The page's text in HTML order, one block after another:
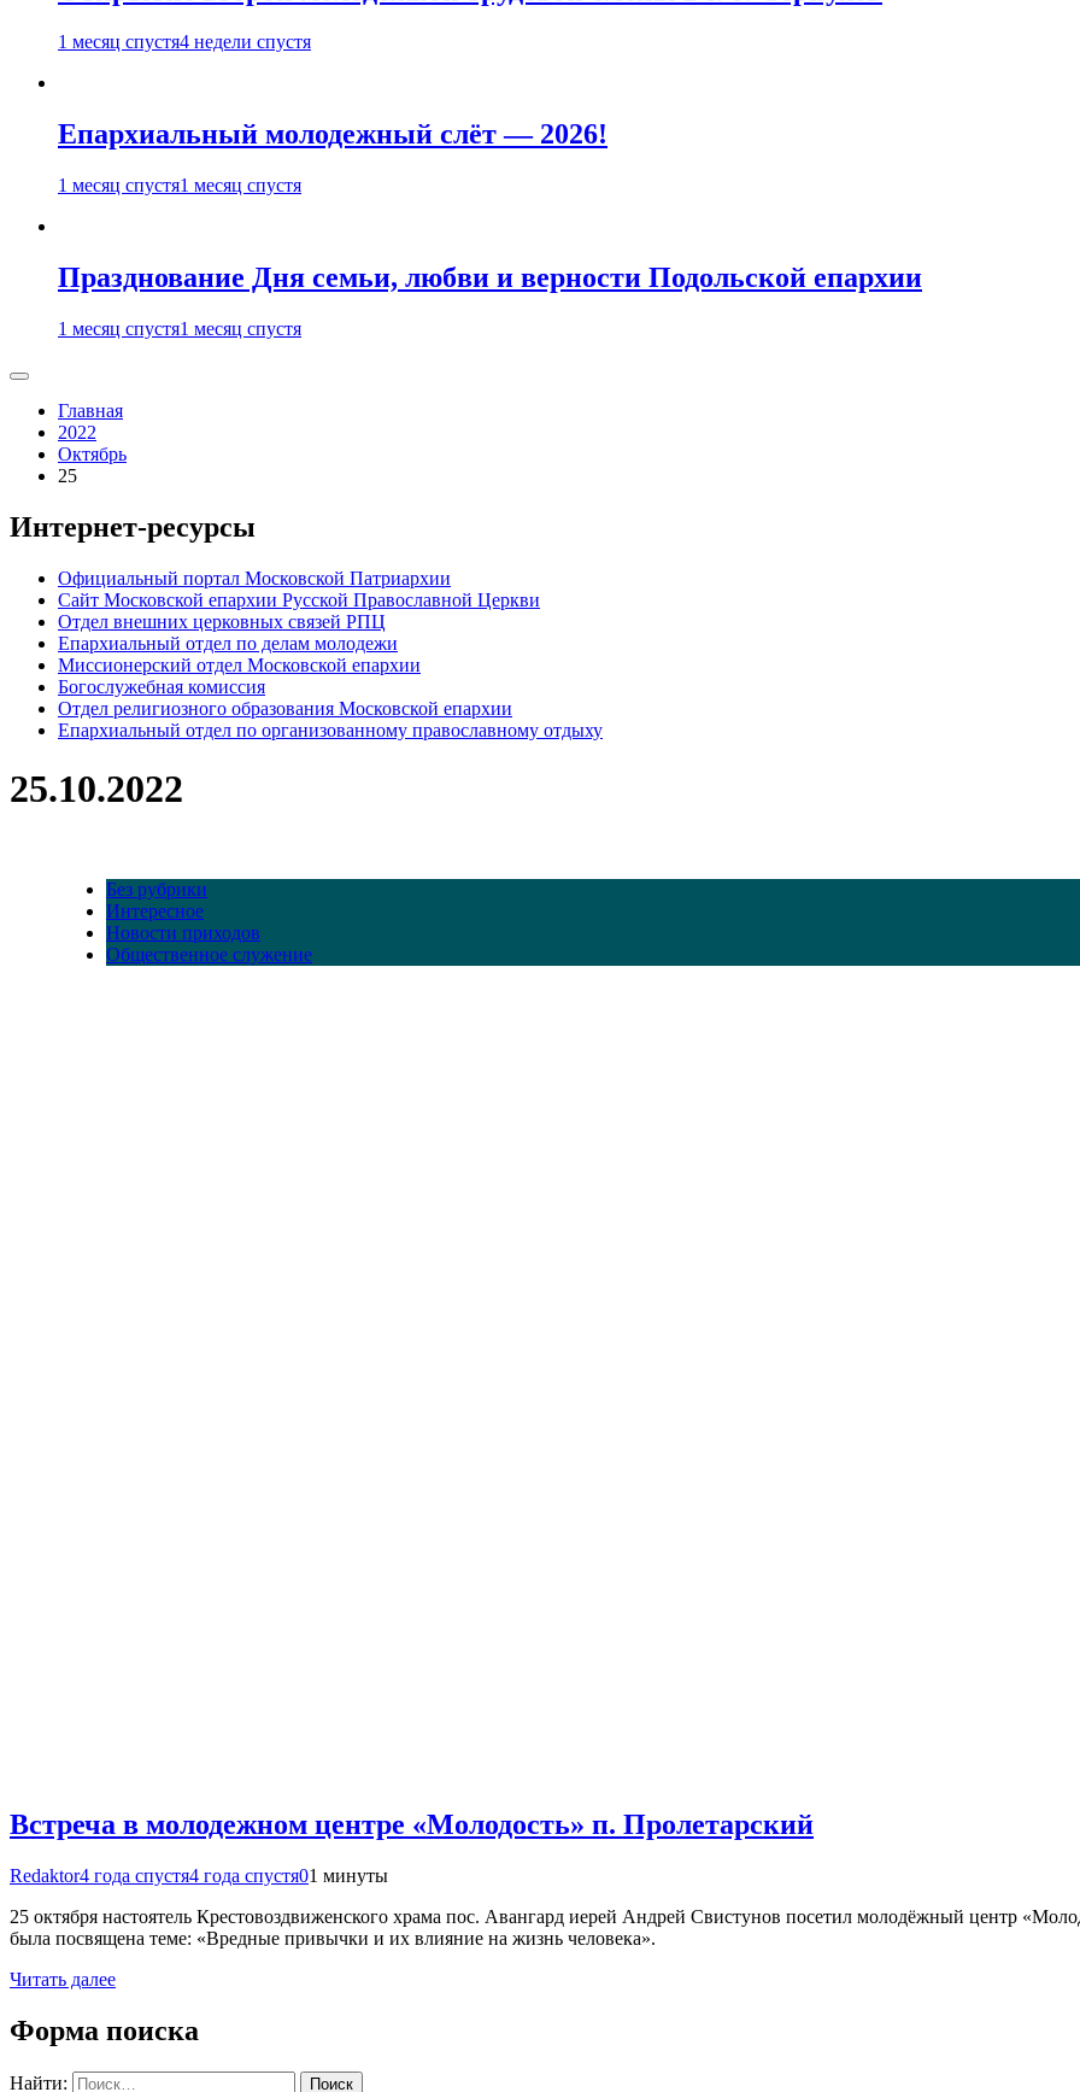
1 месяц спустя4 недели спустя
Епархиальный молодежный слёт — 2026!
1 месяц спустя1 месяц спустя
Празднование Дня семьи, любви и верности Подольской епархии
1 месяц спустя1 месяц спустя
Главная
2022
Октябрь
25
Интернет-ресурсы
Официальный портал Московской Патриархии
Сайт Московской епархии Русской Православной Церкви
Отдел внешних церковных связей РПЦ
Епархиальный отдел по делам молодежи
Миссионерский отдел Московской епархии
Богослужебная комиссия
Отдел религиозного образования Московской епархии
Епархиальный отдел по организованному православному отдыху
25.10.2022
Без рубрики
Интересное
Новости приходов
Общественное служение
Встреча в молодежном центре «Молодость» п. Пролетарский
Redaktor4 года спустя4 года спустя01 минуты
25 октября настоятель Крестовоздвиженского храма пос. Авангард иерей Андрей Свистунов посетил молодёжный центр
была посвящена теме: «Вредные привычки и их влияние на жизнь человека».
Читать далее
Форма поиска
Найти: